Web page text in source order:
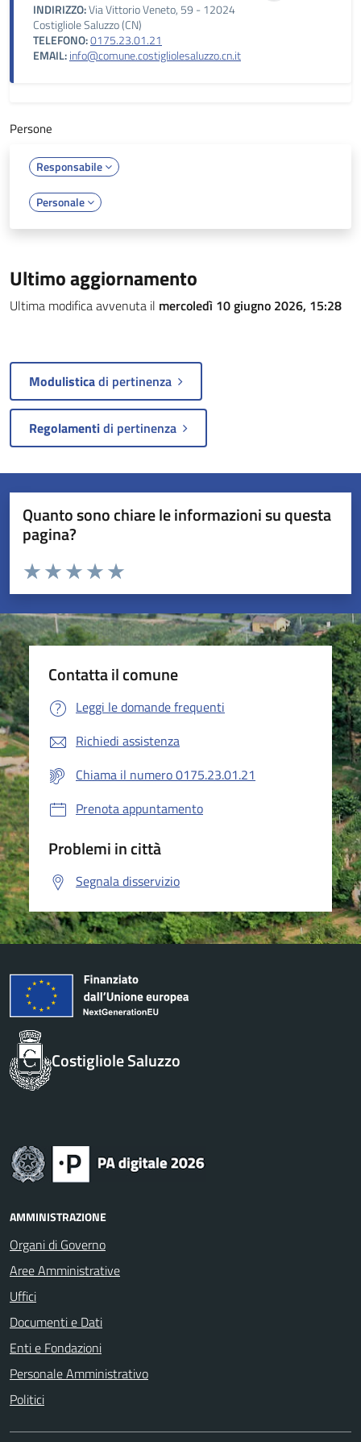
INDIRIZZO:Via Vittorio Veneto, 59 - 12024
Costigliole Saluzzo (CN)
TELEFONO:0175.23.01.21
EMAIL:info@comune.costigliolesaluzzo.cn.it
Persone
Responsabile
Personale
Ultimo aggiornamento
Ultima modifica avvenuta il mercoledì 10 giugno 2026, 15:28
Modulisticadi pertinenza
Regolamentidi pertinenza
Quanto sono chiare le informazioni su questa
pagina?
Valuta da 1 a 5 stelle la pagina
Valuta 5 stelle su 5
Valuta 4 stelle su 5
Valuta 3 stelle su 5
Valuta 2 stelle su 5
Valuta 1 stelle su 5
Contatta il comune
Leggi le domande frequenti
Richiedi assistenza
Chiama il numero 0175.23.01.21
Prenota appuntamento
Problemi in città
Segnala disservizio
Costigliole Saluzzo
AMMINISTRAZIONE
Organi di Governo
Aree Amministrative
Uffici
Documenti e Dati
Enti e Fondazioni
Personale Amministrativo
Politici